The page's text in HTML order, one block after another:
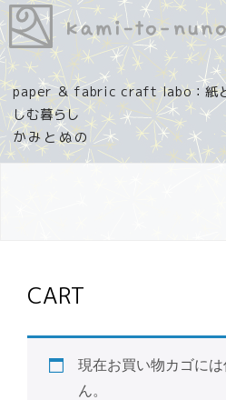
コ
ン
テ
ン
ツ
へ
ス
paper ＆ fabric craft labo：紙と
しむ暮らし
CART
現在お買い物カゴに
ん。